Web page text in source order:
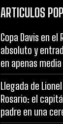
ARTICULOS
Copa Davis en el
absoluto y
en apenas
Llegada de
Rosario: el
padre en una